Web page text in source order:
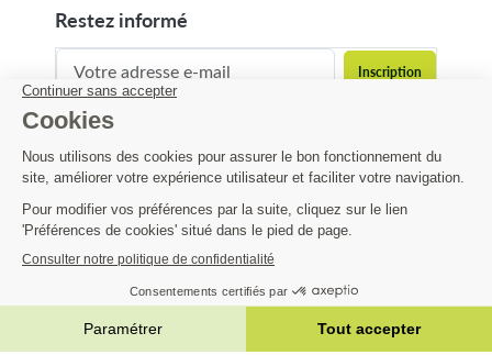
restez informé
contact@matijardin.fr 04 81 120 120
Matijardin
Infos pratiques